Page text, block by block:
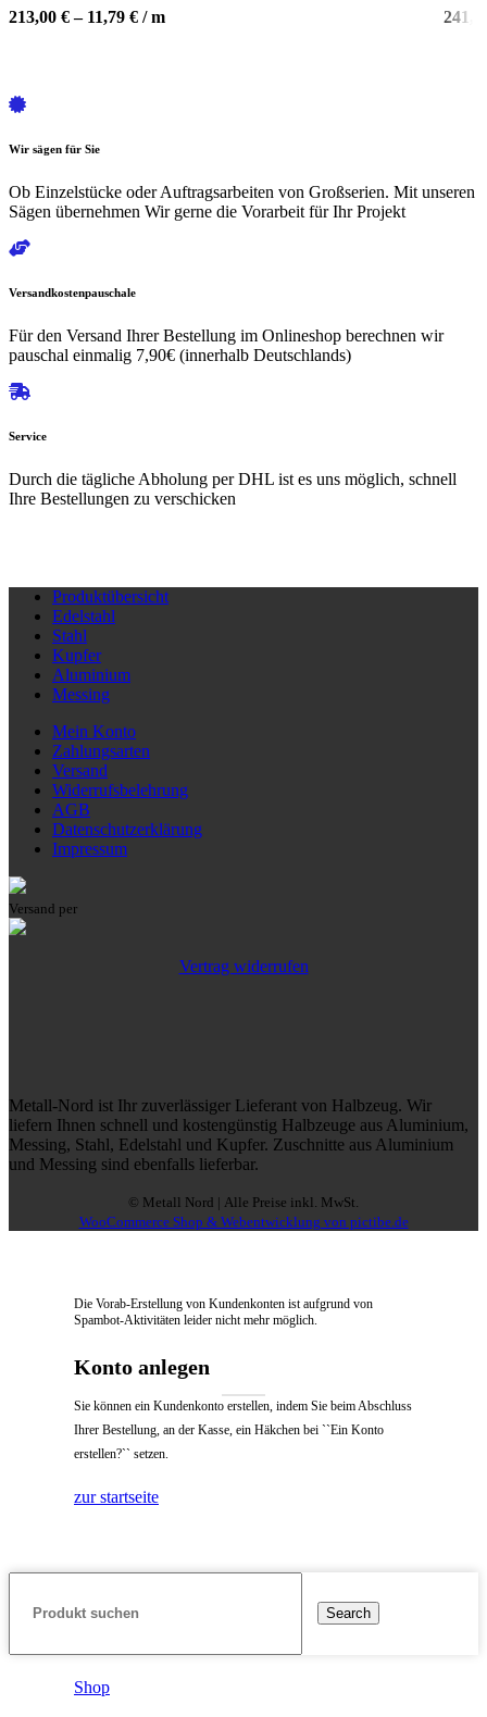
Varianten
können
der
gewählt
werden
213,00 €– 11,79 € /m
Wir sägen für Sie
Ob Einzelstücke oder Auftragsarbeiten von Großserien. Mit unseren
Sägen übernehmen Wir gerne die Vorarbeit für Ihr Projekt
Versandkostenpauschale
Für den Versand Ihrer Bestellung im Onlineshop berechnen wir
pauschal einmalig 7,90€ (innerhalb Deutschlands)
Service
Durch die tägliche Abholung per DHL ist es uns möglich, schnell
Ihre Bestellungen zu verschicken
Produktübersicht
Edelstahl
Stahl
Kupfer
Aluminium
Messing
Mein Konto
Zahlungsarten
Versand
Widerrufsbelehrung
AGB
Datenschutzerklärung
Impressum
Versand per
Vertrag widerrufen
Metall-Nord ist Ihr zuverlässiger Lieferant von Halbzeug. Wir
liefern Ihnen schnell und kostengünstig Halbzeuge aus Aluminium,
Messing, Stahl, Edelstahl und Kupfer. Zuschnitte aus Aluminium
und Messing sind ebenfalls lieferbar.
© Metall Nord | Alle Preise inkl. MwSt.
WooCommerce Shop & Webentwicklung von pictibe.de
Die Vorab-Erstellung von Kundenkonten ist aufgrund von
Spambot-Aktivitäten leider nicht mehr möglich.
Konto anlegen
Sie können ein Kundenkonto erstellen, indem Sie beim Abschluss
Ihrer Bestellung, an der Kasse, ein Häkchen bei ``Ein Konto
erstellen?`` setzen.
zur startseite
Search
Shop